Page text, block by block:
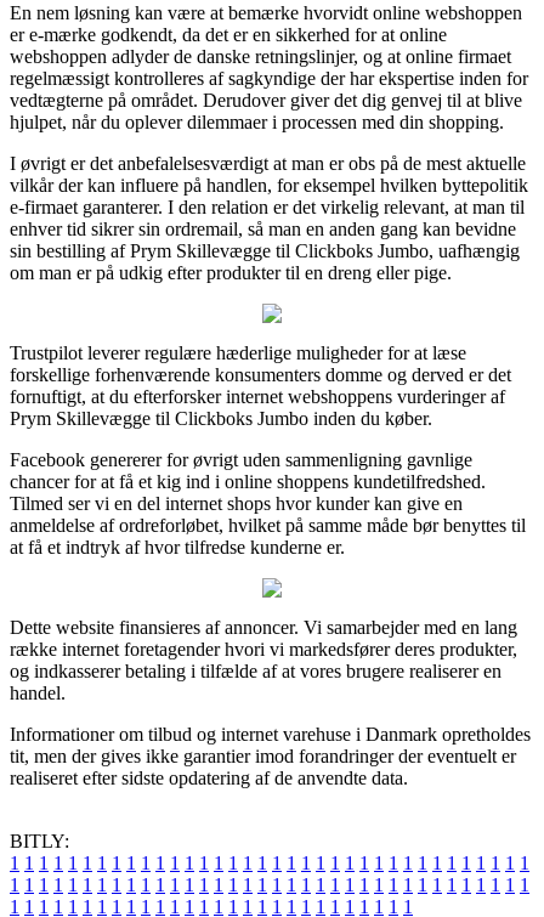
En nem løsning kan være at bemærke hvorvidt online webshoppen
er e-mærke godkendt, da det er en sikkerhed for at online
webshoppen adlyder de danske retningslinjer, og at online firmaet
regelmæssigt kontrolleres af sagkyndige der har ekspertise inden for
vedtægterne på området. Derudover giver det dig genvej til at blive
hjulpet, når du oplever dilemmaer i processen med din shopping.
I øvrigt er det anbefalelsesværdigt at man er obs på de mest aktuelle
vilkår der kan influere på handlen, for eksempel hvilken byttepolitik
e-firmaet garanterer. I den relation er det virkelig relevant, at man til
enhver tid sikrer sin ordremail, så man en anden gang kan bevidne
sin bestilling af Prym Skillevægge til Clickboks Jumbo, uafhængig
om man er på udkig efter produkter til en dreng eller pige.
Trustpilot leverer regulære hæderlige muligheder for at læse
forskellige forhenværende konsumenters domme og derved er det
fornuftigt, at du efterforsker internet webshoppens vurderinger af
Prym Skillevægge til Clickboks Jumbo inden du køber.
Facebook genererer for øvrigt uden sammenligning gavnlige
chancer for at få et kig ind i online shoppens kundetilfredshed.
Tilmed ser vi en del internet shops hvor kunder kan give en
anmeldelse af ordreforløbet, hvilket på samme måde bør benyttes til
at få et indtryk af hvor tilfredse kunderne er.
Dette website finansieres af annoncer. Vi samarbejder med en lang
række internet foretagender hvori vi markedsfører deres produkter,
og indkasserer betaling i tilfælde af at vores brugere realiserer en
handel.
Informationer om tilbud og internet varehuse i Danmark opretholdes
tit, men der gives ikke garantier imod forandringer der eventuelt er
realiseret efter sidste opdatering af de anvendte data.
BITLY:
1 1 1 1 1 1 1 1 1 1 1 1 1 1 1 1 1 1 1 1 1 1 1 1 1 1 1 1 1 1 1 1 1 1 1 1
1 1 1 1 1 1 1 1 1 1 1 1 1 1 1 1 1 1 1 1 1 1 1 1 1 1 1 1 1 1 1 1 1 1 1 1
1 1 1 1 1 1 1 1 1 1 1 1 1 1 1 1 1 1 1 1 1 1 1 1 1 1 1 1